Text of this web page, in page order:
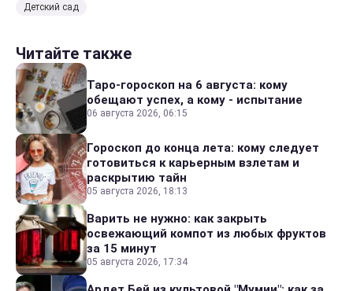
Детский сад
Читайте также
Таро-гороскоп на 6 августа: кому
обещают успех, а кому - испытание
06 августа 2026, 06:15
Гороскоп до конца лета: кому следует
готовиться к карьерным взлетам и
раскрытию тайн
05 августа 2026, 18:13
Варить не нужно: как закрыть
освежающий компот из любых фруктов
за 15 минут
05 августа 2026, 17:34